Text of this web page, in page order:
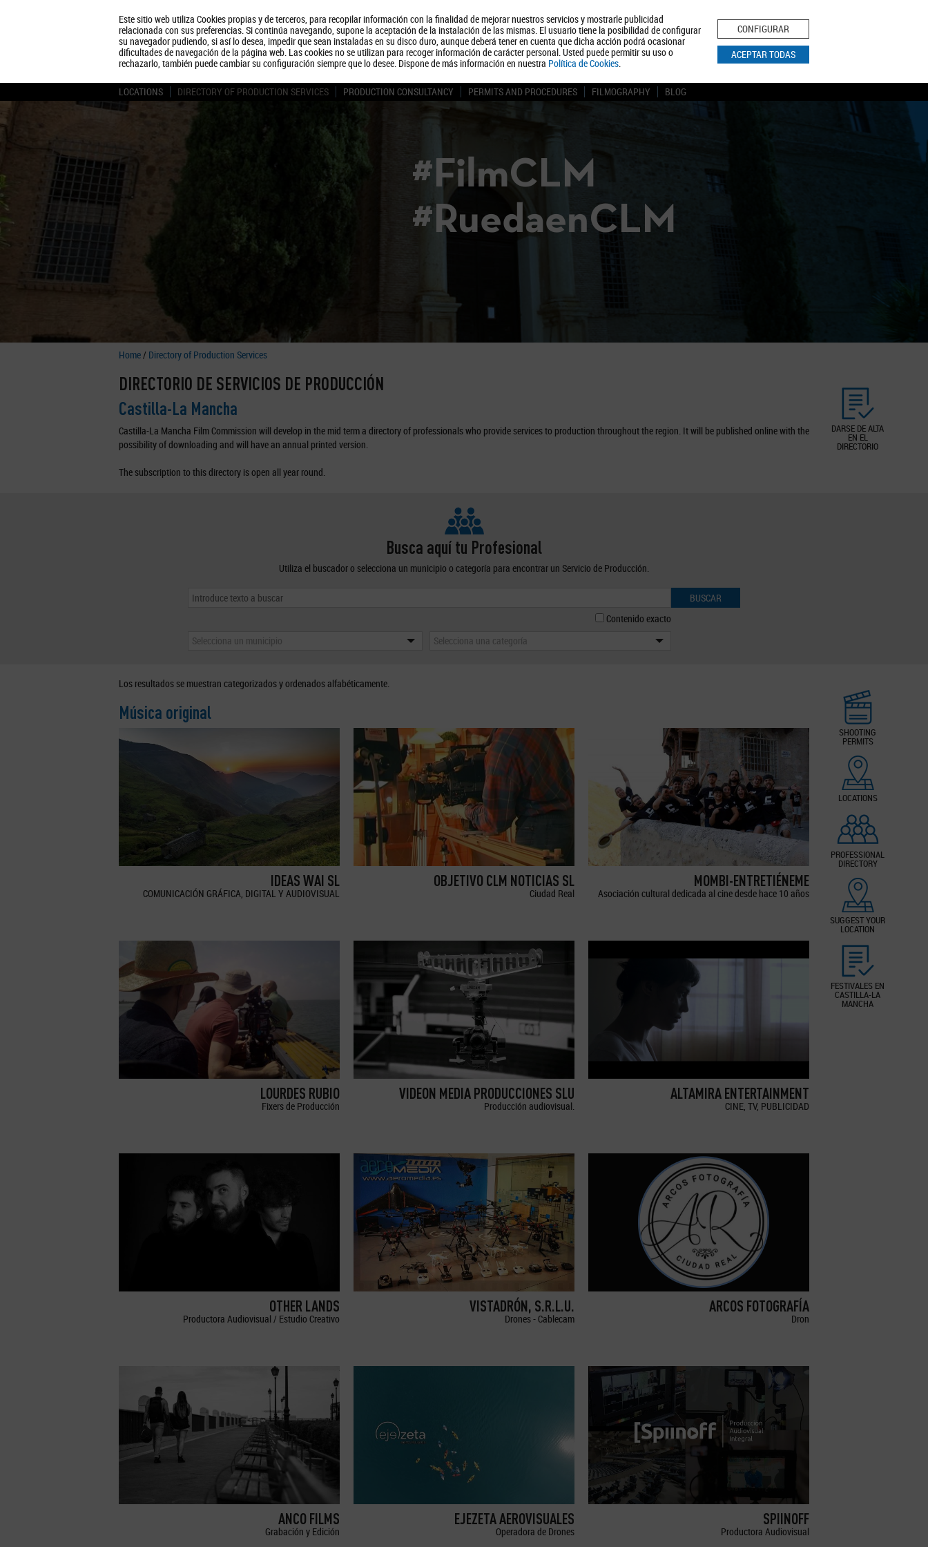
Este sitio web utiliza Cookies propias y de terceros, para recopilar información con la finalidad de mejorar nuestros servicios y mostrarle publicidad
relacionada con sus preferencias. Si continúa navegando, supone la aceptación de la instalación de las mismas. El usuario tiene la posibilidad de configurar
su navegador pudiendo, si así lo desea, impedir que sean instaladas en su disco duro, aunque deberá tener en cuenta que dicha acción podrá ocasionar
dificultades de navegación de la página web. Las cookies no se utilizan para recoger información de carácter personal. Usted puede permitir su uso o
rechazarlo, también puede cambiar su configuración siempre que lo desee. Dispone de más información en nuestra Política de Cookies.
CONFIGURAR
ACEPTAR TODAS
About us Tourism Política de Privacidad Aviso Legal Política de Cookies
BUSCAR
LOCATIONS DIRECTORY OF PRODUCTION SERVICES PRODUCTION CONSULTANCY PERMITS AND PROCEDURES FILMOGRAPHY BLOG
#FilmCLM
#RuedaenCLM
Home/ Directory of Production Services
DARSE DE ALTA
EN EL
DIRECTORIO
DIRECTORIO DE SERVICIOS DE PRODUCCIÓN
Castilla-La Mancha
Castilla-La Mancha Film Commission will develop in the mid term a directory of professionals who provide services to production throughout the region. It will be published online with the
possibility of downloading and will have an annual printed version.
The subscription to this directory is open all year round.
Busca aquí tu Profesional
Utiliza el buscador o selecciona un municipio o categoría para encontrar un Servicio de Producción.
BUSCAR
Contenido exacto
Selecciona un municipio
Selecciona una categoría
SHOOTING
PERMITS
LOCATIONS
PROFESSIONAL
DIRECTORY
SUGGEST YOUR
LOCATION
FESTIVALES EN
CASTILLA-LA
MANCHA
Los resultados se muestran categorizados y ordenados alfabéticamente.
Música original
IDEAS WAI SL
COMUNICACIÓN GRÁFICA, DIGITAL Y AUDIOVISUAL
OBJETIVO CLM NOTICIAS SL
Ciudad Real
MOMBI-ENTRETIÉNEME
Asociación cultural dedicada al cine desde hace 10 años
LOURDES RUBIO
Fixers de Producción
VIDEON MEDIA PRODUCCIONES SLU
Producción audiovisual.
ALTAMIRA ENTERTAINMENT
CINE, TV, PUBLICIDAD
OTHER LANDS
Productora Audiovisual / Estudio Creativo
VISTADRÓN, S.R.L.U.
Drones - Cablecam
ARCOS FOTOGRAFÍA
Dron
ANCO FILMS
Grabación y Edición
EJEZETA AEROVISUALES
Operadora de Drones
SPIINOFF
Productora Audiovisual